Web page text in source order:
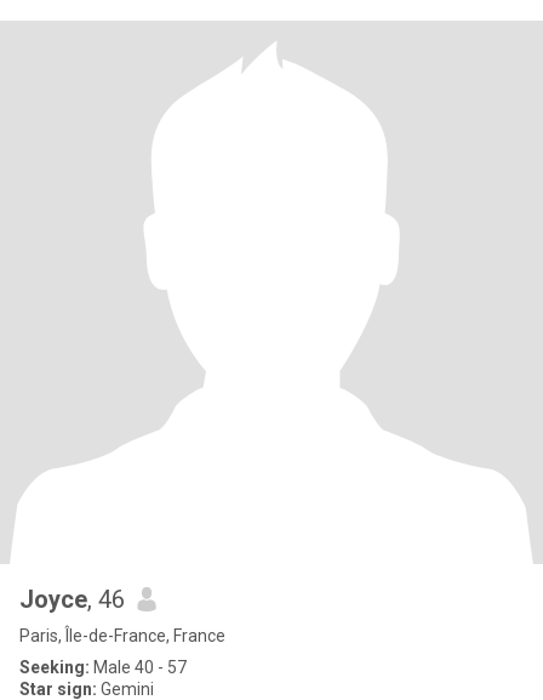
Joyce, 46
Paris, Île-de-France, France
Seeking: Male 40 - 57
Star sign: Gemini